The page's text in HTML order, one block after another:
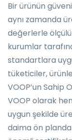
Bir ürünün
aynı zamanda
değerlerle
kurumlar
standartlara
tüketiciler,
VOOP’un Sahip
VOOP olarak
uygun şekilde
daima ön